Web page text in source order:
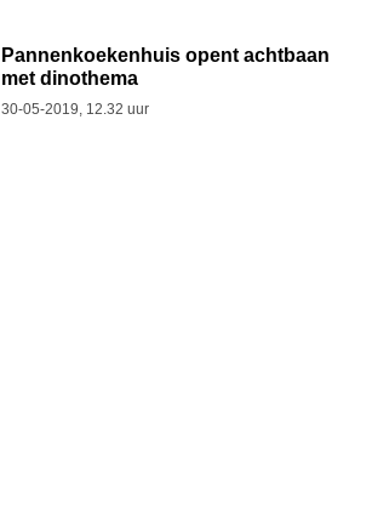
Pannenkoekenhuis opent achtbaan
met dinothema
30-05-2019, 12.32 uur